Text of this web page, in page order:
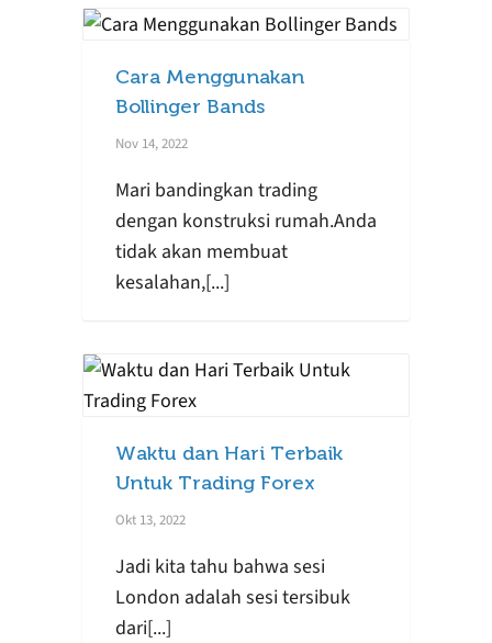
Cara Menggunakan
Bollinger Bands
Nov 14, 2022
Mari bandingkan trading
dengan konstruksi rumah.Anda
tidak akan membuat
kesalahan,[...]
Waktu dan Hari Terbaik
Untuk Trading Forex
Okt 13, 2022
Jadi kita tahu bahwa sesi
London adalah sesi tersibuk
dari[...]